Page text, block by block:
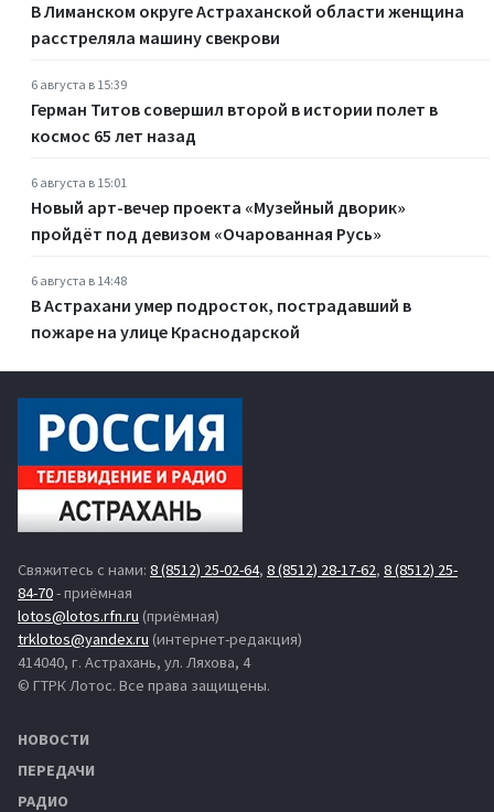
В Лиманском округе Астраханской области женщина
расстреляла машину свекрови
6 августа в 15:39
Герман Титов совершил второй в истории полет в
космос 65 лет назад
6 августа в 15:01
Новый арт-вечер проекта «Музейный дворик»
пройдёт под девизом «Очарованная Русь»
6 августа в 14:48
В Астрахани умер подросток, пострадавший в
пожаре на улице Краснодарской
Свяжитесь с нами: 8 (8512) 25-02-64, 8 (8512) 28-17-62, 8 (8512) 25-
84-70- приёмная
lotos@lotos.rfn.ru (приёмная)
trklotos@yandex.ru (интернет-редакция)
414040, г. Астрахань, ул. Ляхова, 4
© ГТРК Лотос. Все права защищены.
НОВОСТИ
ПЕРЕДАЧИ
РАДИО